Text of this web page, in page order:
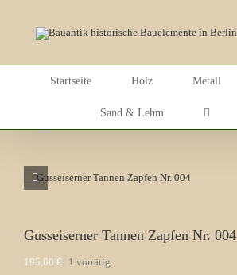
Startseite Holz Metall
Sand & Lehm
Gusseiserner Tannen Zapfen Nr. 004
195,00 € 1 vorrätig